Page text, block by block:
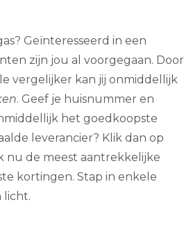
Geïnteresseerd in een
zijn jou al voorgegaan. Door
vergelijker kan jij onmiddellijk
. Geef je huisnummer en
het goedkoopste
leverancier? Klik dan op
nu de meest aantrekkelijke
kortingen. Stap in enkele
licht.